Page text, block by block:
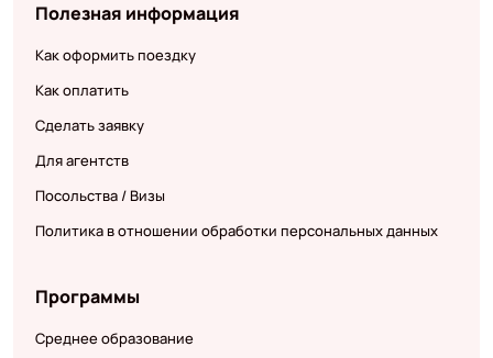
Полезная информация
Как оформить поездку
Как оплатить
Сделать заявку
Для агентств
Посольства / Визы
Политика в отношении обработки персональных данных
Программы
Среднее образование